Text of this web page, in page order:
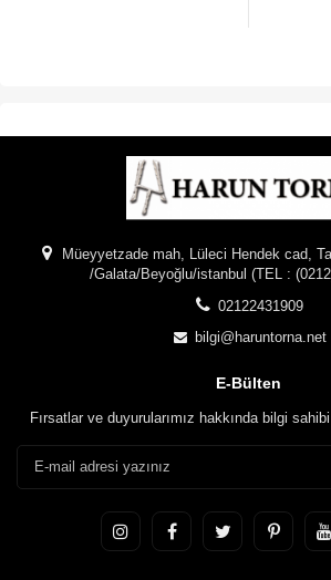
Müeyyetzade mah, Lüleci Hendek cad,
/Galata/Beyoğlu/istanbul (TEL :
02122431909
bilgi@haruntorna.net
E-Bülten
Fırsatlar ve duyurularımız hakkında bilgi